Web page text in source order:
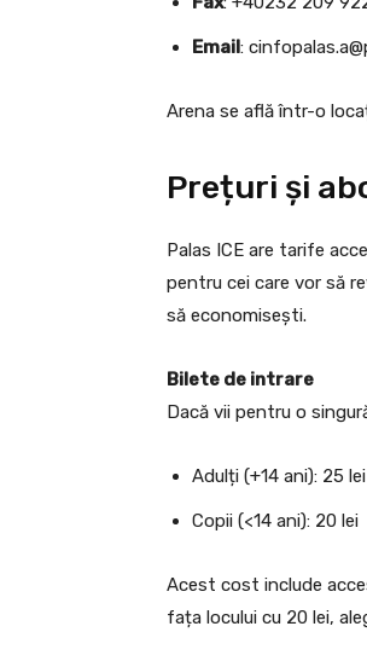
Email:
Arena se află într-o
Prețuri și
Palas ICE are tarife
pentru cei care vor să
să economisești.
Bilete de intrare
Dacă vii pentru o
Adulți (+14 ani): 25 lei
Copii (<14 ani): 20 lei
Acest cost include
fața locului cu 20 lei,